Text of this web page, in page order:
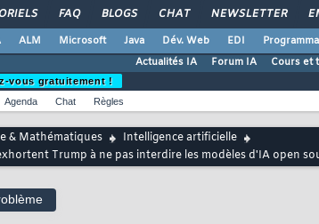
FAQ BLOGS CHAT NEWSLETTER
ALM Microsoft Java Dév. Web EDI
Actualités IA
Forum IA Cours et
vous gratuitement !
Agenda Chat Règles
& Mathématiques
Intelligence artificielle
Trump à ne pas interdire les modèles d'IA open